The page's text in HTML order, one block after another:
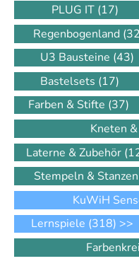
PLUG IT (17)
Regenbogenland
U3 Bausteine (43)
Bastelsets (17)
Farben & Stifte (37)
Kneten
Laterne & Zubehör
Stempeln & Stanzen
KuWiH
Lernspiele (318) >>